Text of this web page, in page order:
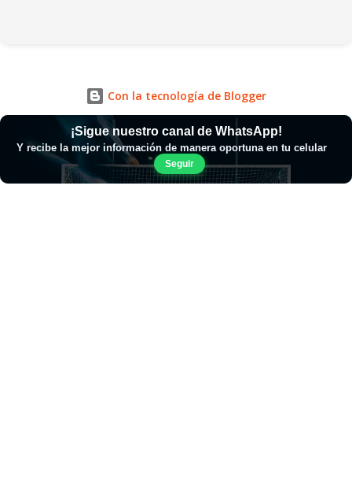
Con la tecnología de Blogger
¡Sigue nuestro canal de WhatsApp!
Y recibe la mejor información de manera oportuna en tu celular
Seguir